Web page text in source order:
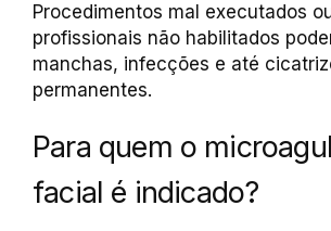
Procedimentos mal executados
profissionais não habilitados
manchas, infecções e até
permanentes.
Para quem o
facial é indicado?